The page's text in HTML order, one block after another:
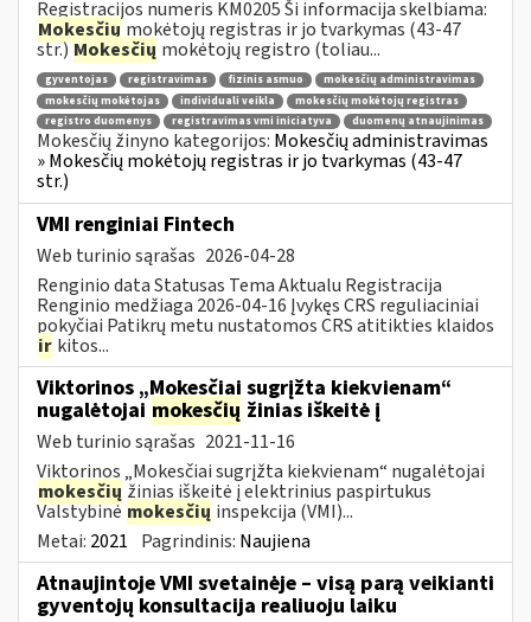
Registracijos numeris KM0205 Ši informacija skelbiama:
Mokesčių mokėtojų registras ir jo tvarkymas (43-47
str.)Mokesčių mokėtojų registro (toliau...
gyventojas registravimas fizinis asmuo
mokesčių administravimas
mokesčių mokėtojas
individuali veikla
mokesčių mokėtojų registras
registro duomenys
registravimas vmi iniciatyva duomenų atnaujinimas
Mokesčių žinyno kategorijos: Mokesčių administravimas
» Mokesčių mokėtojų registras ir jo tvarkymas (43-47
str.)
VMI renginiai Fintech
Web turinio sąrašas 2026-04-28
Renginio data Statusas Tema Aktualu Registracija
Renginio medžiaga 2026-04-16 Įvykęs CRS reguliaciniai
pokyčiai Patikrų metu nustatomos CRS atitikties klaidos
ir kitos...
Viktorinos „Mokesčiai sugrįžta kiekvienam“
nugalėtojai mokesčių žinias iškeitė į
Web turinio sąrašas 2021-11-16
Viktorinos „Mokesčiai sugrįžta kiekvienam“ nugalėtojai
mokesčių žinias iškeitė į elektrinius paspirtukus
Valstybinė mokesčių inspekcija (VMI)...
Metai: 2021 Pagrindinis: Naujiena
Atnaujintoje VMI svetainėje – visą parą veikianti
gyventojų konsultacija realiuoju laiku